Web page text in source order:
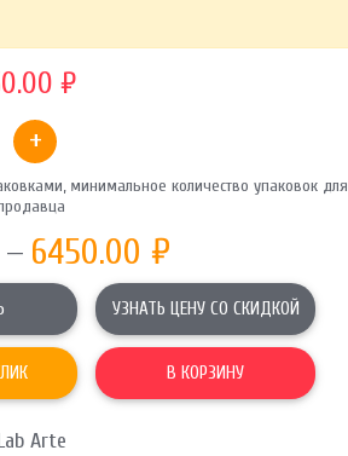
ОТПРАВИТЬ
не будут переданы третьим лицам
₽
+
минимальное количество упаковок для
— 6450.00 ₽
УЗНАТЬ ЦЕНУ СО СКИДКОЙ
В КОРЗИНУ
Arte